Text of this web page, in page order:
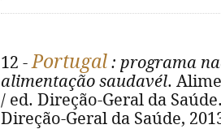
12 -Portugal : programa
alimentação saudavél.
/ ed. Direção-Geral da
Direção-Geral da Saúde,